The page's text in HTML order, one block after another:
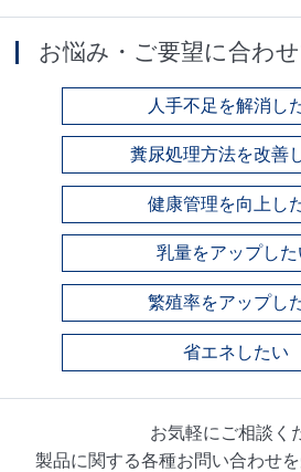
お悩み・ご要望に合わ
人手不足を解消し
糞尿処理方法を改善
健康管理を向上し
乳量をアップした
繁殖率をアップし
省エネしたい
お気軽にご相談く
製品に関する各種お問い合わせを